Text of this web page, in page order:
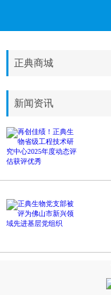
正典商城
新闻资讯